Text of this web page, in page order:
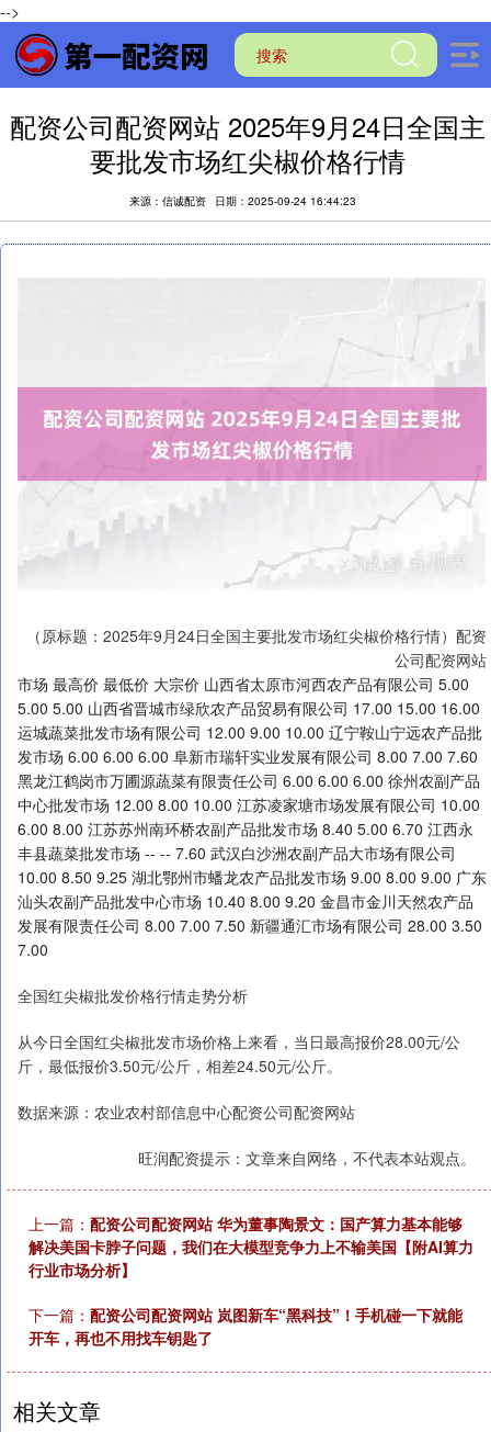
-->
配资公司配资网站 2025年9月24日全国主
要批发市场红尖椒价格行情
来源：信诚配资 日期：2025-09-24 16:44:23
（原标题：2025年9月24日全国主要批发市场红尖椒价格行情）配资
公司配资网站
市场 最高价 最低价 大宗价 山西省太原市河西农产品有限公司 5.00
5.00 5.00 山西省晋城市绿欣农产品贸易有限公司 17.00 15.00 16.00
运城蔬菜批发市场有限公司 12.00 9.00 10.00 辽宁鞍山宁远农产品批
发市场 6.00 6.00 6.00 阜新市瑞轩实业发展有限公司 8.00 7.00 7.60
黑龙江鹤岗市万圃源蔬菜有限责任公司 6.00 6.00 6.00 徐州农副产品
中心批发市场 12.00 8.00 10.00 江苏凌家塘市场发展有限公司 10.00
6.00 8.00 江苏苏州南环桥农副产品批发市场 8.40 5.00 6.70 江西永
丰县蔬菜批发市场 -- -- 7.60 武汉白沙洲农副产品大市场有限公司
10.00 8.50 9.25 湖北鄂州市蟠龙农产品批发市场 9.00 8.00 9.00 广东
汕头农副产品批发中心市场 10.40 8.00 9.20 金昌市金川天然农产品
发展有限责任公司 8.00 7.00 7.50 新疆通汇市场有限公司 28.00 3.50
7.00
全国红尖椒批发价格行情走势分析
从今日全国红尖椒批发市场价格上来看，当日最高报价28.00元/公
斤，最低报价3.50元/公斤，相差24.50元/公斤。
数据来源：农业农村部信息中心配资公司配资网站
旺润配资提示：文章来自网络，不代表本站观点。
上一篇： 配资公司配资网站 华为董事陶景文：国产算力基本能够
解决美国卡脖子问题，我们在大模型竞争力上不输美国【附AI算力
行业市场分析】
下一篇： 配资公司配资网站 岚图新车“黑科技”！手机碰一下就能
开车，再也不用找车钥匙了
相关文章